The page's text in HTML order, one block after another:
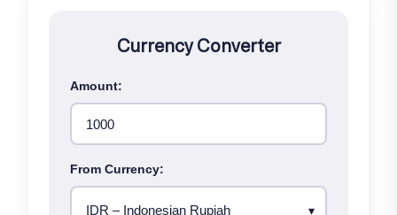
Currency Converter
Amount:
From Currency: